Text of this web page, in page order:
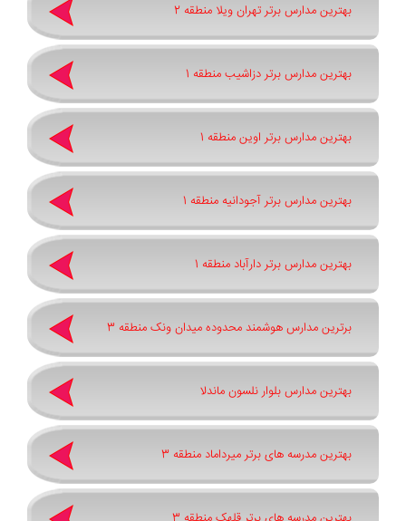
بهترین مدارس برتر تهران ویلا منطقه 2
بهترین مدارس برتر دزاشیب منطقه 1
بهترین مدارس برتر اوین منطقه 1
بهترین مدارس برتر آجودانیه منطقه 1
بهترین مدارس برتر دارآباد منطقه 1
برترین مدارس هوشمند محدوده میدان ونک منطقه 3
بهترین مدارس بلوار نلسون ماندلا
بهترین مدرسه های برتر میرداماد منطقه 3